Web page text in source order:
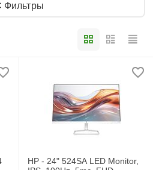
Фильтры
HP - 24" 524SA LED Monitor,